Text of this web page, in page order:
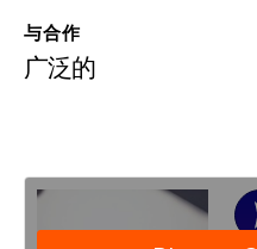
与合作
广泛的